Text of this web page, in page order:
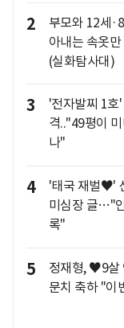
2
부모와 12세
아내는 속옷
(실화탐사대)
3
'전자발찌 1호
격.."49평이
나"
4
'태국 재벌♥'
미심장 글…"
록"
5
정재형, ♥9
문치 축하 "이